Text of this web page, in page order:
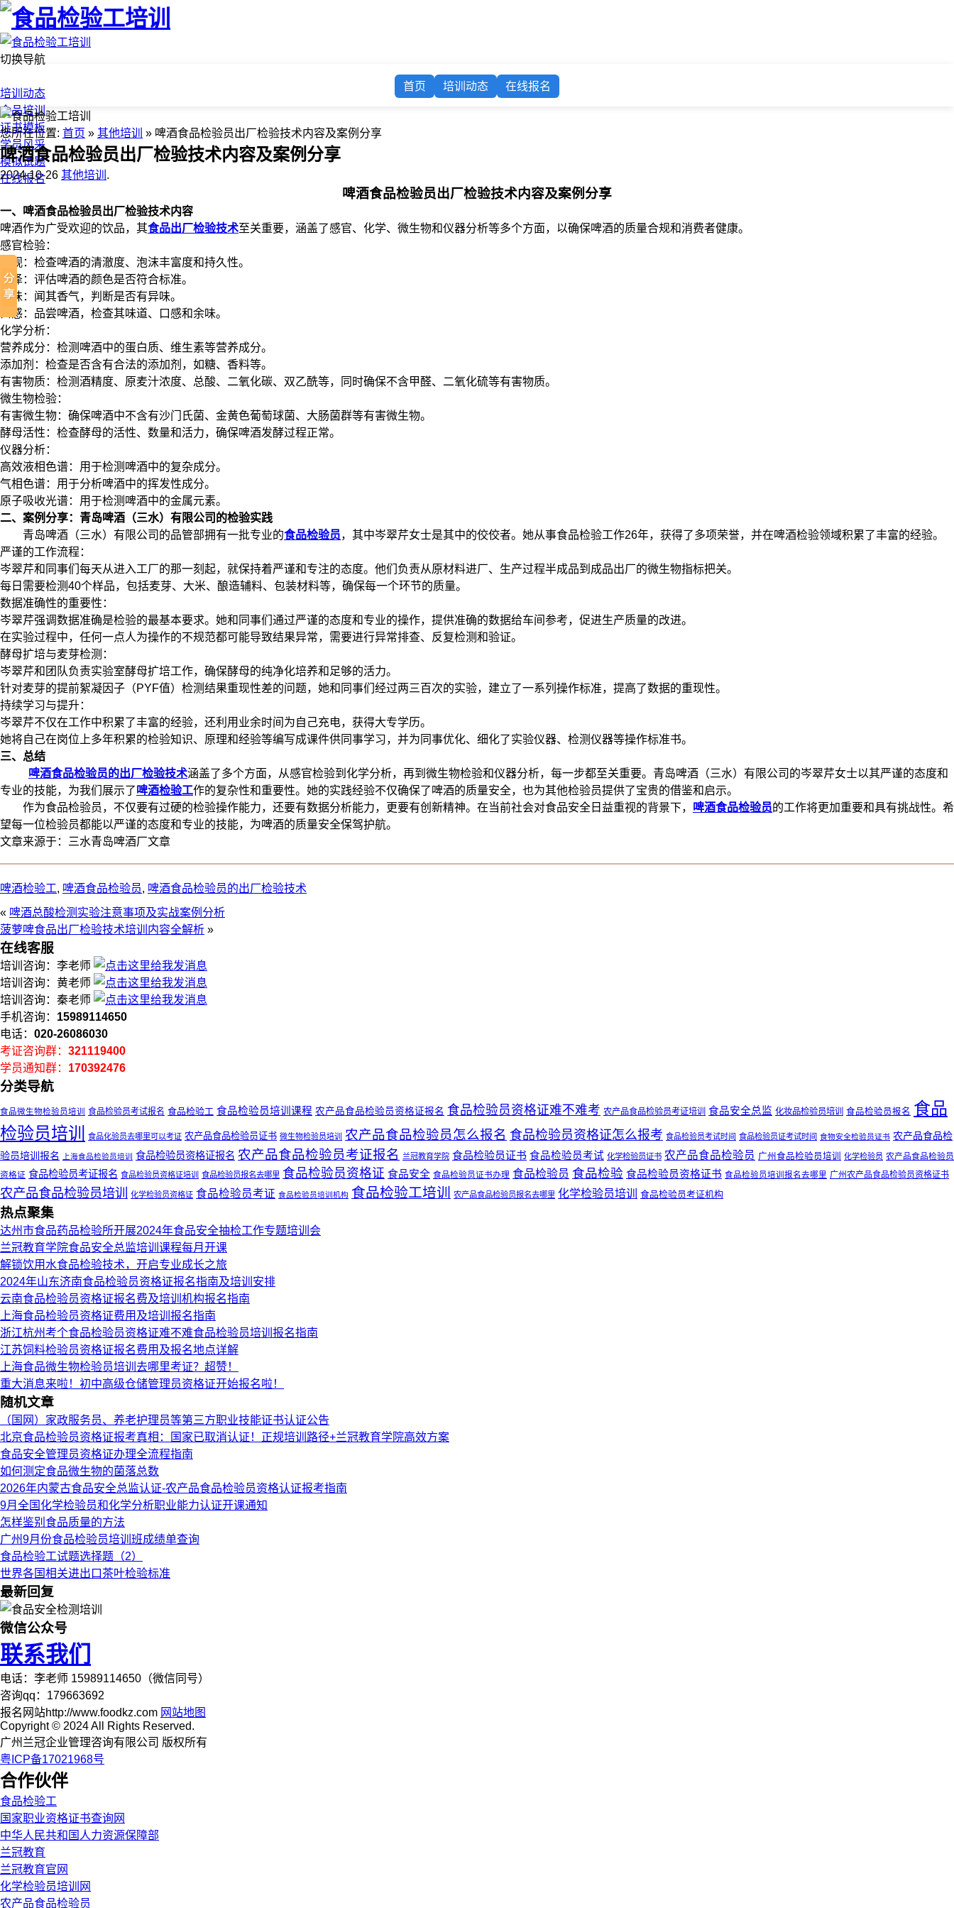
切换导航
培训动态
食品培训
证书模板
学员风采
模拟试题
在线报名
首页 培训动态 在线报名
您所在位置: 首页 » 其他培训 » 啤酒食品检验员出厂检验技术内容及案例分享
啤酒食品检验员出厂检验技术内容及案例分享
2024-10-26 其他培训 .
啤酒食品检验员出厂检验技术内容及案例分享
一、啤酒食品检验员出厂检验技术内容
啤酒作为广受欢迎的饮品，其食品出厂检验技术至关重要，涵盖了感官、化学、微生物和仪器分析等多个方面，以确保啤酒的质量合规和消费者健康。
感官检验：
外观：检查啤酒的清澈度、泡沫丰富度和持久性。
色泽：评估啤酒的颜色是否符合标准。
气味：闻其香气，判断是否有异味。
口感：品尝啤酒，检查其味道、口感和余味。
化学分析：
营养成分：检测啤酒中的蛋白质、维生素等营养成分。
添加剂：检查是否含有合法的添加剂，如糖、香料等。
有害物质：检测酒精度、原麦汁浓度、总酸、二氧化碳、双乙酰等，同时确保不含甲醛、二氧化硫等有害物质。
微生物检验：
有害微生物：确保啤酒中不含有沙门氏菌、金黄色葡萄球菌、大肠菌群等有害微生物。
酵母活性：检查酵母的活性、数量和活力，确保啤酒发酵过程正常。
仪器分析：
高效液相色谱：用于检测啤酒中的复杂成分。
气相色谱：用于分析啤酒中的挥发性成分。
原子吸收光谱：用于检测啤酒中的金属元素。
二、案例分享：青岛啤酒（三水）有限公司的检验实践
青岛啤酒（三水）有限公司的品管部拥有一批专业的食品检验员，其中岑翠芹女士是其中的佼佼者。她从事食品检验工作26年，获得了多项荣誉，并在啤酒检验领域积累了丰富的经验。
严谨的工作流程：
岑翠芹和同事们每天从进入工厂的那一刻起，就保持着严谨和专注的态度。他们负责从原材料进厂、生产过程半成品到成品出厂的微生物指标把关。
每日需要检测40个样品，包括麦芽、大米、酿造辅料、包装材料等，确保每一个环节的质量。
数据准确性的重要性：
岑翠芹强调数据准确是检验的最基本要求。她和同事们通过严谨的态度和专业的操作，提供准确的数据给车间参考，促进生产质量的改进。
在实验过程中，任何一点人为操作的不规范都可能导致结果异常，需要进行异常排查、反复检测和验证。
酵母扩培与麦芽检测：
岑翠芹和团队负责实验室酵母扩培工作，确保酵母的纯净化培养和足够的活力。
针对麦芽的提前絮凝因子（PYF值）检测结果重现性差的问题，她和同事们经过两三百次的实验，建立了一系列操作标准，提高了数据的重现性。
持续学习与提升：
岑翠芹不仅在工作中积累了丰富的经验，还利用业余时间为自己充电，获得大专学历。
她将自己在岗位上多年积累的检验知识、原理和经验等编写成课件供同事学习，并为同事优化、细化了实验仪器、检测仪器等操作标准书。
三、总结
啤酒食品检验员的出厂检验技术涵盖了多个方面，从感官检验到化学分析，再到微生物检验和仪器分析，每一步都至关重要。青岛啤酒（三水）有限公司的岑翠芹女士以其严谨的态度和
专业的技能，为我们展示了啤酒检验工作的复杂性和重要性。她的实践经验不仅确保了啤酒的质量安全，也为其他检验员提供了宝贵的借鉴和启示。
作为食品检验员，不仅要有过硬的检验操作能力，还要有数据分析能力，更要有创新精神。在当前社会对食品安全日益重视的背景下， 啤酒食品检验员的工作将更加重要和具有挑战性。希
望每一位检验员都能以严谨的态度和专业的技能，为啤酒的质量安全保驾护航。
文章来源于：三水青岛啤酒厂文章
啤酒检验工, 啤酒食品检验员, 啤酒食品检验员的出厂检验技术
« 啤酒总酸检测实验注意事项及实战案例分析
菠萝啤食品出厂检验技术培训内容全解析 »
在线客服
培训咨询：李老师
培训咨询：黄老师
培训咨询：秦老师
手机咨询： 15989114650
电话： 020-26086030
考证咨询群： 321119400
学员通知群： 170392476
分类导航
食品微生物检验员培训 食品检验员考试报名 食品检验工 食品检验员培训课程 农产品食品检验员资格证报名 食品检验员资格证难不难考 农产品食品检验员考证培训 食品安全总监 化妆品检验员培训 食品检验员报名 食品
检验员培训
食品化验员去哪里可以考证 农产品食品检验员证书 微生物检验员培训 农产品食品检验员怎么报名 食品检验员资格证怎么报考 食品检验员考试时间 食品检验员证考试时间 食物安全检验员证书 农产品食品检
验员培训报名
上海食品检验员培训 食品检验员资格证报名 农产品食品检验员考证报名 兰冠教育学院 食品检验员证书 食品检验员考试 化学检验员证书 农产品食品检验员 广州食品检验员培训 化学检验员 农产品食品检验员
资格证 食品检验员考证报名 食品检验员资格证培训 食品检验员报名去哪里 食品检验员资格证 食品安全 食品检验员证书办理 食品检验员 食品检验 食品检验员资格证书 食品检验员培训报名去哪里 广州农产品食品检验员资格证书
农产品食品检验员培训 化学检验员资格证 食品检验员考证 食品检验员培训机构 食品检验工培训 农产品食品检验员报名去哪里 化学检验员培训 食品检验员考证机构
热点聚集
达州市食品药品检验所开展2024年食品安全抽检工作专题培训会
兰冠教育学院食品安全总监培训课程每月开课
解锁饮用水食品检验技术，开启专业成长之旅
2024年山东济南食品检验员资格证报名指南及培训安排
云南食品检验员资格证报名费及培训机构报名指南
上海食品检验员资格证费用及培训报名指南
浙江杭州考个食品检验员资格证难不难食品检验员培训报名指南
江苏饲料检验员资格证报名费用及报名地点详解
上海食品微生物检验员培训去哪里考证？超赞！
重大消息来啦！初中高级仓储管理员资格证开始报名啦！
随机文章
（国网）家政服务员、养老护理员等第三方职业技能证书认证公告
北京食品检验员资格证报考真相：国家已取消认证！正规培训路径+兰冠教育学院高效方案
食品安全管理员资格证办理全流程指南
如何测定食品微生物的菌落总数
2026年内蒙古食品安全总监认证-农产品食品检验员资格认证报考指南
9月全国化学检验员和化学分析职业能力认证开课通知
怎样鉴别食品质量的方法
广州9月份食品检验员培训班成绩单查询
食品检验工试题选择题（2）
世界各国相关进出口茶叶检验标准
最新回复
微信公众号
联系我们
电话：李老师 15989114650（微信同号）
咨询qq：179663692
报名网站http://www.foodkz.com 网站地图
Copyright © 2024 All Rights Reserved.
广州兰冠企业管理咨询有限公司 版权所有
粤ICP备17021968号
合作伙伴
食品检验工
国家职业资格证书查询网
中华人民共和国人力资源保障部
兰冠教育
兰冠教育官网
化学检验员培训网
农产品食品检验员